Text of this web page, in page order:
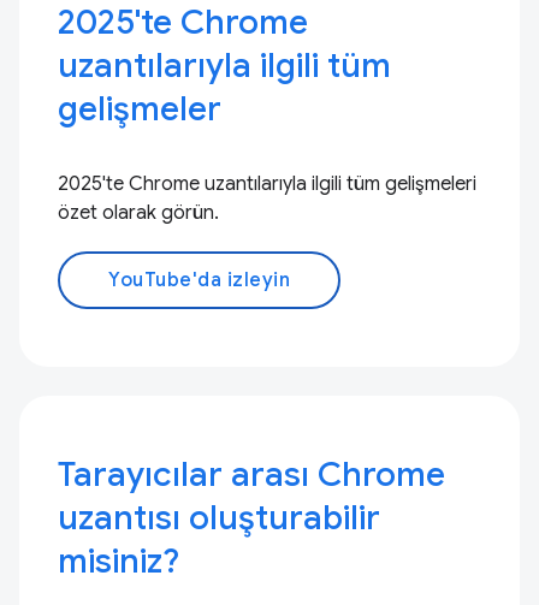
2025'te Chrome
uzantılarıyla ilgili tüm
gelişmeler
2025'te Chrome uzantılarıyla ilgili tüm gelişmeleri
özet olarak görün.
YouTube'da izleyin
Tarayıcılar arası Chrome
uzantısı oluşturabilir
misiniz?